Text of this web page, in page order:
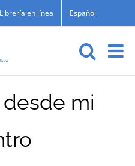
Librería en línea Español
mi